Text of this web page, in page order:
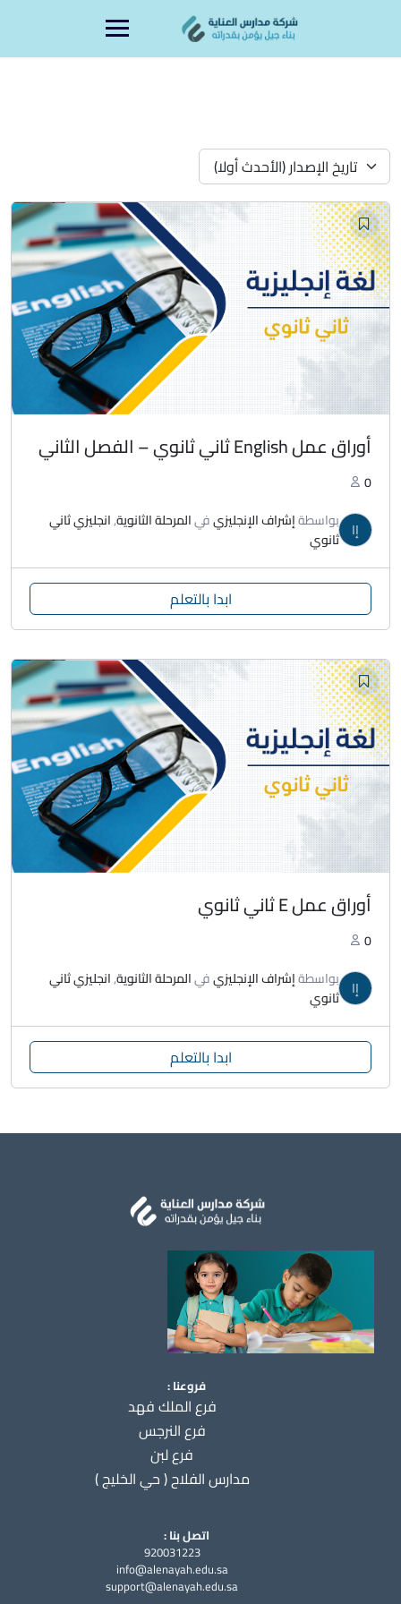
تاريخ الإصدار (الأحدث أولا)
أوراق عمل English ثاني ثانوي – الفصل الثاني
0
إا بواسطةإشراف الإنجليزيفيالمرحلة الثانوية,انجليزي ثاني
ثانوي
ابدا بالتعلم
أوراق عمل E ثاني ثانوي
0
إا بواسطةإشراف الإنجليزيفيالمرحلة الثانوية,انجليزي ثاني
ثانوي
ابدا بالتعلم
فروعنا :
فرع الملك فهد
فرع النرجس
فرع لبن
مدارس الفلاح ( حي الخليج )
اتصل بنا :
920031223
info@alenayah.edu.sa
support@alenayah.edu.sa